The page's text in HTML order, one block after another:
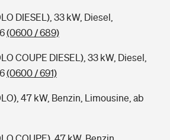
DIESEL), 33 kW, Diesel,
(0600 / 689)
COUPE DIESEL), 33 kW, Diesel,
(0600 / 691)
47 kW, Benzin, Limousine, ab